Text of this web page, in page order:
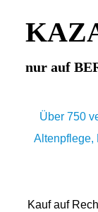
nur auf
Über 750
Altenpflege,
Kauf auf